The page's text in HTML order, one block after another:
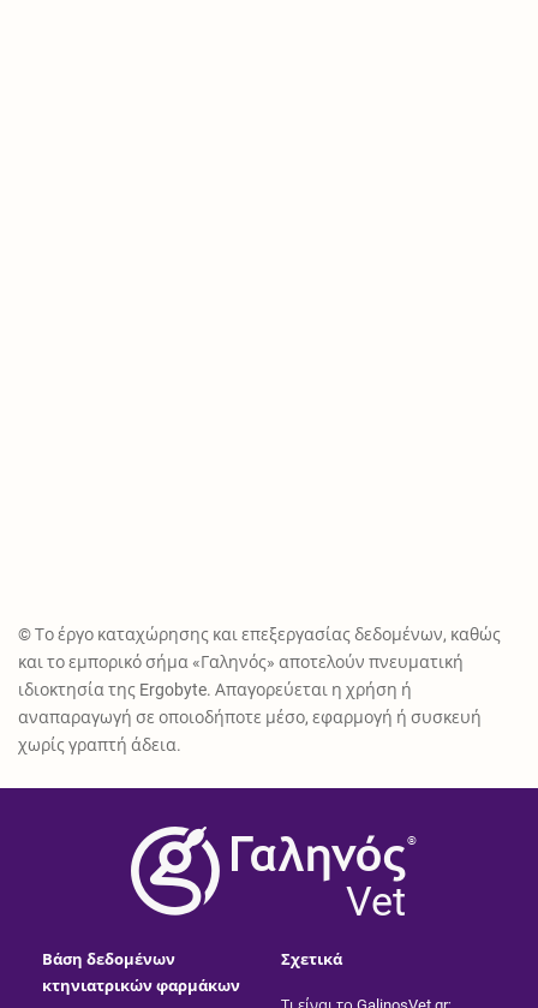
© Το έργο καταχώρησης και επεξεργασίας δεδομένων, καθώς
και το εμπορικό σήμα «Γαληνός» αποτελούν πνευματική
ιδιοκτησία της Ergobyte. Απαγορεύεται η χρήση ή
αναπαραγωγή σε οποιοδήποτε μέσο, εφαρμογή ή συσκευή
χωρίς γραπτή άδεια.
®
Vet
Βάση δεδομένων
κτηνιατρικών φαρμάκων
Σχετικά